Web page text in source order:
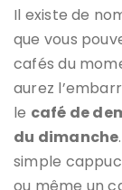
Il existe de
que vous
cafés du
aurez
le café de
du dimanche
simple
ou même un